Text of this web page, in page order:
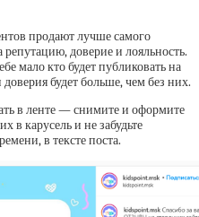
продают лучше самого
доверие и лояльность.
мало кто будет публиковать на
будет больше, чем без них.
в ленте — снимите и оформите
в карусель и не забудьте
в тексте поста.